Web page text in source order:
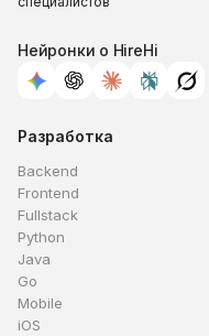
Нейронки о HireHi
Разработка
Backend
Frontend
Fullstack
Python
Java
Go
Mobile
iOS